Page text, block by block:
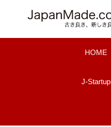
HOME
J-Startup